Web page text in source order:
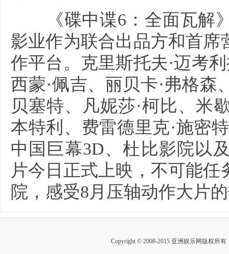
《碟中谍6：全面瓦解》
影业作为联合出品方和首
作平台。克里斯托夫·迈考
西蒙·佩吉、丽贝卡·弗格森
贝塞特、凡妮莎·柯比、米
本特利、费雷德里克·施密
中国巨幕3D、杜比影院以
片今日正式上映，不可能
院，感受8月压轴动作大片
Copyright © 2008-2015 亚洲娱乐网版权所